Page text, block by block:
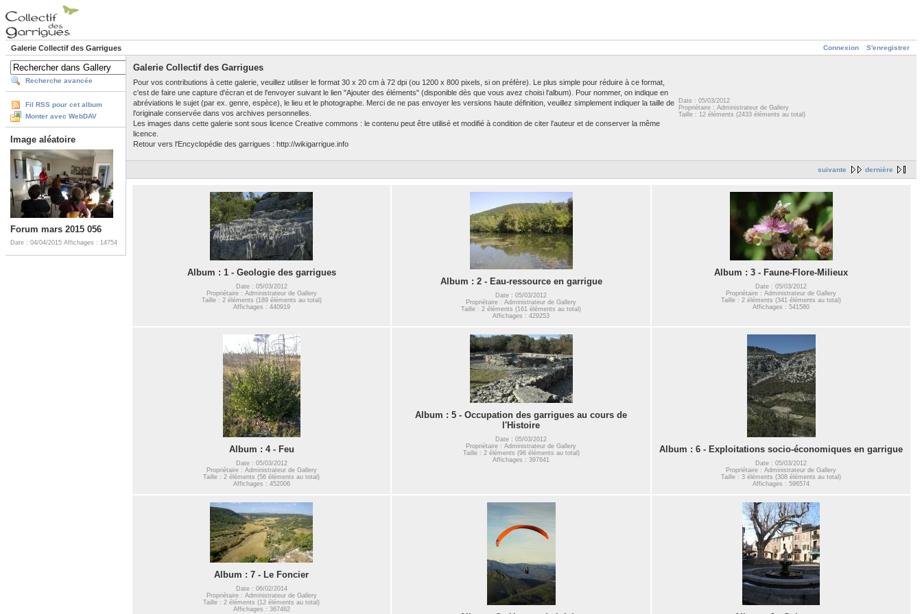
Connexion S'enregistrer
Galerie Collectif des Garrigues
Recherche avancée
Fil RSS pour cet album
Monter avec WebDAV
Image aléatoire
Forum mars 2015 056
Date : 04/04/2015 Affichages : 14754
Galerie Collectif des Garrigues
Pour vos contributions à cette galerie, veuillez utiliser le format 30 x 20 cm à 72 dpi (ou 1200 x 800 pixels, si on préfère). Le plus simple pour réduire à ce format,
c'est de faire une capture d'écran et de l'envoyer suivant le lien "Ajouter des éléments" (disponible dès que vous avez choisi l'album). Pour nommer, on indique en
abréviations le sujet (par ex. genre, espèce), le lieu et le photographe. Merci de ne pas envoyer les versions haute définition, veuillez simplement indiquer la taille de
l'originale conservée dans vos archives personnelles.
Les images dans cette galerie sont sous licence Creative commons : le contenu peut être utilisé et modifié à condition de citer l'auteur et de conserver la même
licence.
Retour vers l'Encyclopédie des garrigues : http://wikigarrigue.info
Date : 05/03/2012
Propriétaire : Administrateur de Gallery
Taille : 12 éléments (2433 éléments au total)
suivante dernière
Album : 1 - Geologie des garrigues
Date : 05/03/2012
Propriétaire : Administrateur de Gallery
Taille : 2 éléments (189 éléments au total)
Affichages : 440919
Album : 2 - Eau-ressource en garrigue
Date : 05/03/2012
Propriétaire : Administrateur de Gallery
Taille : 2 éléments (161 éléments au total)
Affichages : 429253
Album : 3 - Faune-Flore-Milieux
Date : 05/03/2012
Propriétaire : Administrateur de Gallery
Taille : 2 éléments (341 éléments au total)
Affichages : 541580
Album : 4 - Feu
Date : 05/03/2012
Propriétaire : Administrateur de Gallery
Taille : 2 éléments (56 éléments au total)
Affichages : 452006
Album : 5 - Occupation des garrigues au cours de
l'Histoire
Date : 05/03/2012
Propriétaire : Administrateur de Gallery
Taille : 2 éléments (96 éléments au total)
Affichages : 397641
Album : 6 - Exploitations socio-économiques en garrigue
Date : 05/03/2012
Propriétaire : Administrateur de Gallery
Taille : 3 éléments (308 éléments au total)
Affichages : 596574
Album : 7 - Le Foncier
Date : 06/02/2014
Propriétaire : Administrateur de Gallery
Taille : 2 éléments (12 éléments au total)
Affichages : 367462